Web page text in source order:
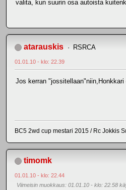
valita, kun suurin osa autoista
atarauskis RSRCA
01.01.10 - klo: 22.39
Jos kerran "jossitellaan"niin,Honkkari
BC5 2wd cup mestari 2015 / Rc Jokkis
timomk
01.01.10 - klo: 22.44
Viimeisin muokkaus: 01.01.10 - klo: 22.58